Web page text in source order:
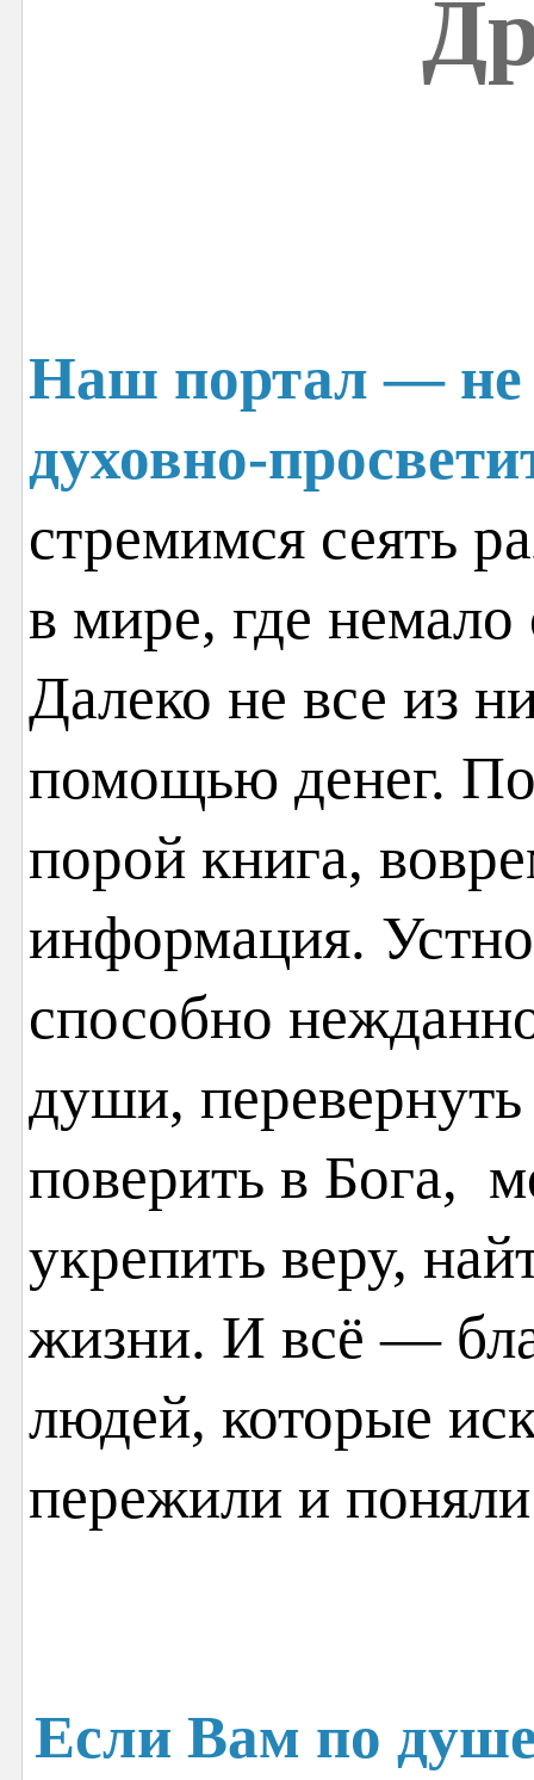
Наш портал — не
духовно-
стремимся сеять
в мире, где
Далеко не все из
помощью денег.
порой книга,
информация.
способно
души,
поверить в Бога,
укрепить веру,
жизни. И всё —
людей, которые
пережили и
Если Вам по